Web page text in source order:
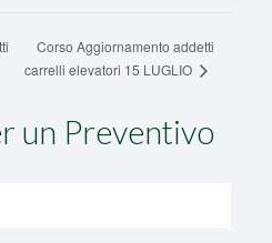
Corso Aggiornamento addetti
carrelli elevatori 15 LUGLIO
un Preventivo